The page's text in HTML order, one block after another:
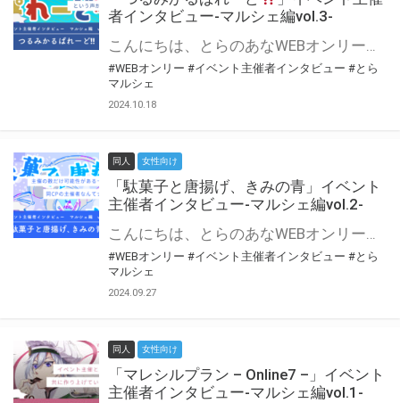
者インタビュー-マルシェ編vol.3-
こんにちは、とらのあなWEBオンリー運営スタッフです。 新たにお届けする、イベント主催者インタビュー-マルシェ編-は、 とらのあなWEBオンリー「マルシェ」をご利用した主催様に 「マルシェ」を使って開催した感想や心がけをお聞きする企画です。 今回は、WEBオンリー初開催「つるみかるぱれーど
#WEBオンリー #イベント主催者インタビュー #とら
マルシェ
2024.10.18
同人 女性向け
「駄菓子と唐揚げ、きみの青」イベント
主催者インタビュー-マルシェ編vol.2-
こんにちは、とらのあなWEBオンリー運営スタッフです。 新たにお届けする、イベント主催者インタビュー-マルシェ編-は、 とらのあなWEBオンリー「マルシェ」をご利用の主催様に 「マルシェ」を使ってイベントを開催した感想や心がけをお聞きする企画です。 今回は、WEBオンリー初開催「駄菓子と唐揚げ、きみの青」より、 主催のぎこ六屋様にお話を伺いました。 協力：ぎこ六屋様／イベント公式Twitter（@krkgwks） とらのあなWEBオンリー「マルシェ」とは？ WEBオンリーでリアルタイムでコミュニケーションがとれるオンライン会場です。
#WEBオンリー #イベント主催者インタビュー #とら
マルシェ
2024.09.27
同人 女性向け
「マレシルプラン – Online7 –」イベント
主催者インタビュー-マルシェ編vol.1-